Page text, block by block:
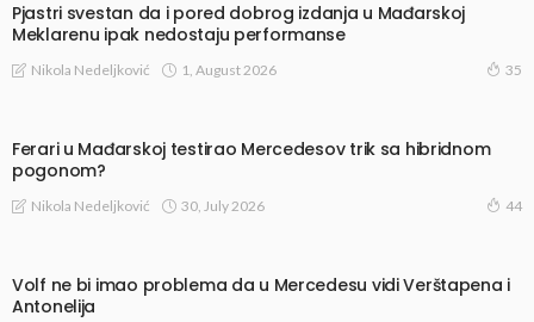
Pjastri svestan da i pored dobrog izdanja u Mađarskoj
Meklarenu ipak nedostaju performanse
Nikola Nedeljković 1, August 2026 35
Ferari u Mađarskoj testirao Mercedesov trik sa hibridnom
pogonom?
Nikola Nedeljković 30, July 2026 44
Volf ne bi imao problema da u Mercedesu vidi Verštapena i
Antonelija